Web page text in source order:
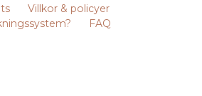
Villkor & policyer
FAQ